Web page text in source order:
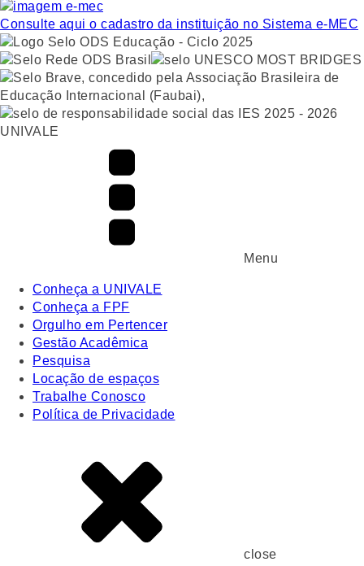
Consulte aqui o cadastro da instituição no Sistema e-MEC
UNIVALE
Menu
Conheça a UNIVALE
Conheça a FPF
Orgulho em Pertencer
Gestão Acadêmica
Pesquisa
Locação de espaços
Trabalhe Conosco
Política de Privacidade
close